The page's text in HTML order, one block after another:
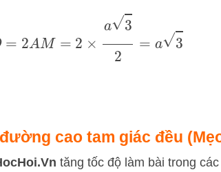
a32=
cao tam giác đều
tăng tốc độ làm bài trong